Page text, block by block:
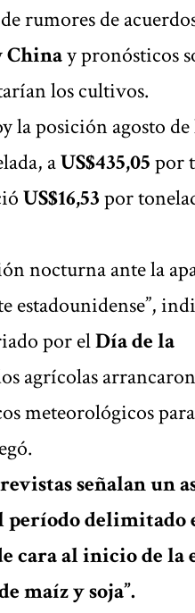
rumores de
Chinay pronósticos
los cultivos.
la posición agosto de
aUS$435,05por
US$16,53por
nocturna ante la
estadounidense”,
por elDía de la
agrícolas
meteorológicos para
señalan un
período delimitado
cara al inicio de la
maíz y soja”.